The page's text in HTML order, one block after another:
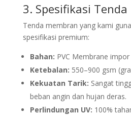
3. Spesifikasi
Tenda membran yang kami
spesifikasi premium:
Bahan: PVC Membrane
Ketebalan: 550–900 gsm
Kekuatan Tarik: Sangat
beban angin dan hujan deras.
Perlindungan UV: 100%